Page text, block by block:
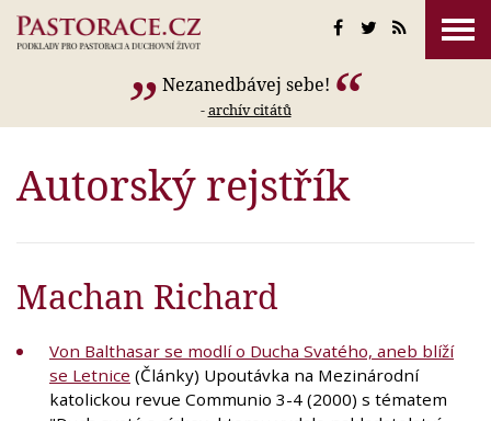
Nezanedbávej sebe!
-archív citátů
Autorský rejstřík
Machan Richard
Von Balthasar se modlí o Ducha Svatého, aneb blíží
se Letnice (Články) Upoutávka na Mezinárodní
katolickou revue Communio 3-4 (2000) s tématem